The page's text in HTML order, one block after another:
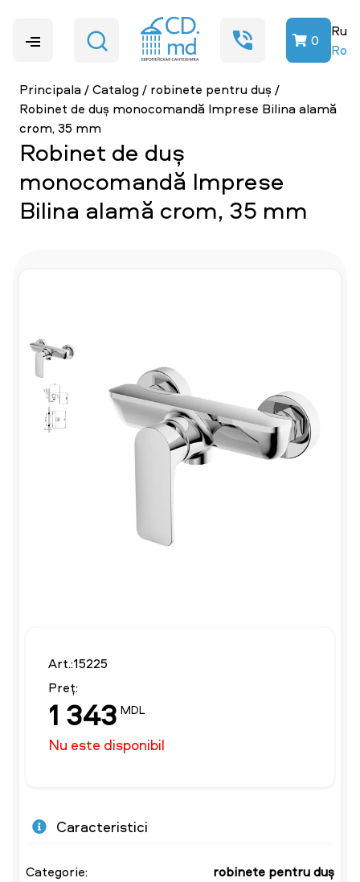
0
Ru
Ro
Principala/Catalog/ robinete pentru duș /
Robinet de duș monocomandă Imprese Bilina alamă
crom, 35 mm
Robinet de duș
monocomandă Imprese
Bilina alamă crom, 35 mm
Art.:15225
Preț:
1 343 MDL
Nu este disponibil
Caracteristici
Categorie:
robinete pentru duș